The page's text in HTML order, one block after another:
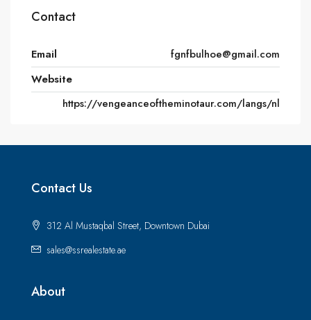
Contact
Email
fgnfbulhoe@gmail.com
Website
https://vengeanceoftheminotaur.com/langs/nl
Contact Us
312 Al Mustaqbal Street, Downtown Dubai
sales@ssrealestate.ae
About